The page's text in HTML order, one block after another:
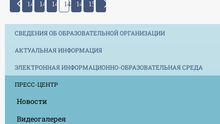
145 146 147 148 149 150
СВЕДЕНИЯ ОБ ОБРАЗОВАТЕЛЬНОЙ ОРГАНИЗАЦИИ
АКТУАЛЬНАЯ ИНФОРМАЦИЯ
ЭЛЕКТРОННАЯ ИНФОРМАЦИОННО-ОБРАЗОВАТЕЛЬНАЯ СРЕДА
ПРЕСС-ЦЕНТР
Новости
Видеогалерея